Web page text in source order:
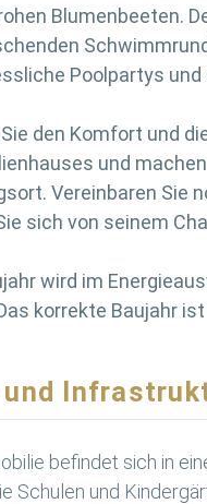
Blumenbeeten.
Poolpartys
Sie den Komfort und
und
Vereinbaren Sie
sich von seinem
wird im
korrekte Baujahr ist
und
befindet sich in
Schulen und